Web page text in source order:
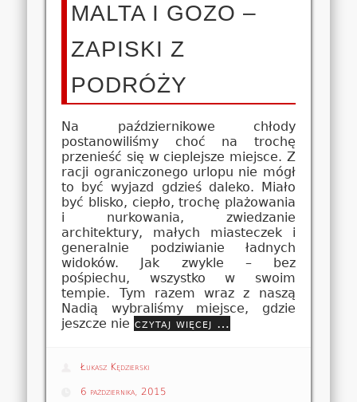
MALTA I GOZO –
ZAPISKI Z
PODRÓŻY
Na październikowe chłody
postanowiliśmy choć na trochę
przenieść się w cieplejsze miejsce. Z
racji ograniczonego urlopu nie mógł
to być wyjazd gdzieś daleko. Miało
być blisko, ciepło, trochę plażowania
i nurkowania, zwiedzanie
architektury, małych miasteczek i
generalnie podziwianie ładnych
widoków. Jak zwykle – bez
pośpiechu, wszystko w swoim
tempie. Tym razem wraz z naszą
Nadią wybraliśmy miejsce, gdzie
jeszcze nie czytaj więcej …
Łukasz Kędzierski
6 października, 2015